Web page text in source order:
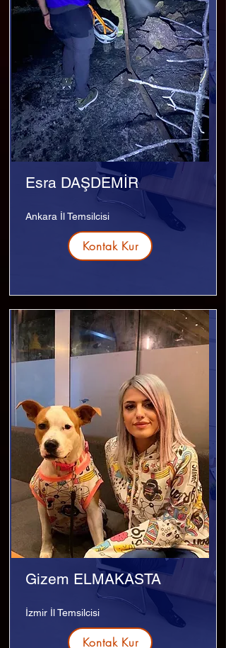
Esra DAŞDEMİR
Ankara İl Temsilcisi
Kontak Kur
Gizem ELMAKASTA
İzmir İl Temsilcisi
Kontak Kur